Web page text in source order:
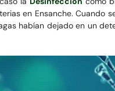
en Ensanche. Cuando
habían dejado en un